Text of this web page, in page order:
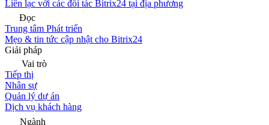
Liên lạc với các đối tác Bitrix24 tại địa phương
Đọc
Trung tâm Phát triển
Mẹo & tin tức cập nhật cho Bitrix24
Giải pháp
Vai trò
Tiếp thị
Nhân sự
Quản lý dự án
Dịch vụ khách hàng
Ngành